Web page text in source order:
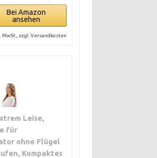
Bei Amazon
ansehen
MwSt., zzgl. Versandkosten
Leise,
für
ohne Flügel
Kompaktes